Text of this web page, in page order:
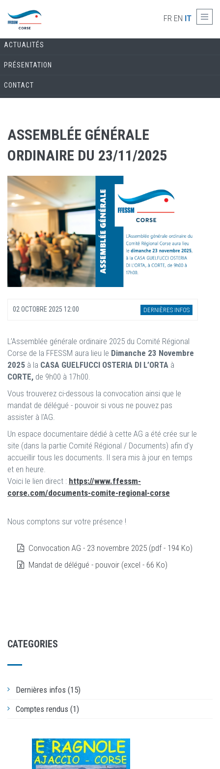
FR EN IT
COMMISSION ARCHÉOLOGIE
ACTUALITÉS
PRÉSENTATION
CONTACT
ASSEMBLÉE GÉNÉRALE
ORDINAIRE DU 23/11/2025
02 OCTOBRE 2025 12:00 DERNIÈRES INFOS
L’Assemblée générale ordinaire 2025 du Comité Régional
Corse de la FFESSM aura lieu le Dimanche 23 Novembre
2025 à la CASA GUELFUCCI OSTERIA DI L’ORTA à
CORTE, de 9h00 à 17h00.
Vous trouverez ci-dessous la convocation ainsi que le
mandat de délégué - pouvoir si vous ne pouvez pas
assister à l'AG.
Un espace documentaire dédié à cette AG a été crée sur le
site (dans la partie Comité Régional / Documents) afin d'y
accueillir tous les documents. Il sera mis à jour en temps
et en heure.
Voici le lien direct : https://www.ffessm-
corse.com/documents-comite-regional-corse
Nous comptons sur votre présence !
Convocation AG - 23 novembre 2025 (pdf - 194 Ko)
Mandat de délégué - pouvoir (excel - 66 Ko)
CATEGORIES
Dernières infos (15)
Comptes rendus (1)